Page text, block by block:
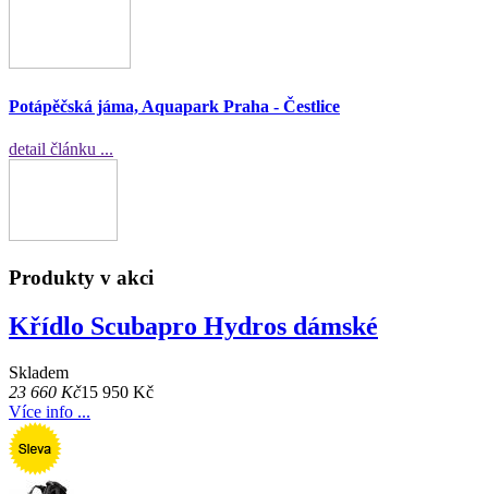
Potápěčská jáma, Aquapark Praha - Čestlice
detail článku ...
Produkty v akci
Křídlo Scubapro Hydros dámské
Skladem
23 660 Kč15 950 Kč
Více info ...